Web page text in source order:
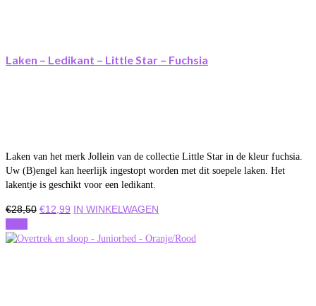
Laken – Ledikant – Little Star – Fuchsia
Laken van het merk Jollein van de collectie Little Star in de kleur fuchsia.
Uw (B)engel kan heerlijk ingestopt worden met dit soepele laken. Het
lakentje is geschikt voor een ledikant.
€28,50 Oorspronkelijke
was:
€12,99 Huidige
is:
IN WINKELWAGEN